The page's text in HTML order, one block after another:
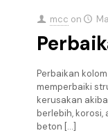
mcc on
Perbaikan
memperbaiki
kerusakan
berlebih, korosi,
beton […]